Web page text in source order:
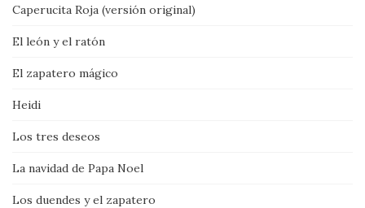
Caperucita Roja (versión original)
El león y el ratón
El zapatero mágico
Heidi
Los tres deseos
La navidad de Papa Noel
Los duendes y el zapatero